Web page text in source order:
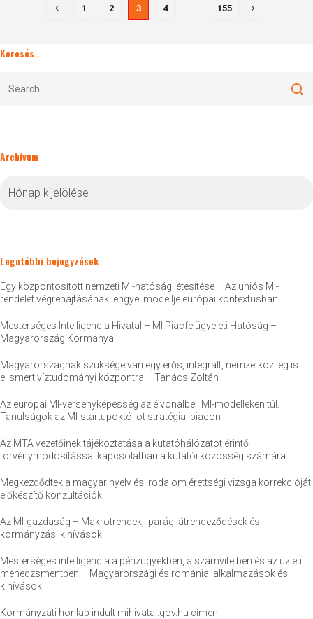
1 2 3 4 … 155
Keresés..
Archívum
Legutóbbi bejegyzések
Egy központosított nemzeti MI-hatóság létesítése – Az uniós MI-
rendelet végrehajtásának lengyel modellje európai kontextusban
Mesterséges Intelligencia Hivatal – MI Piacfelügyeleti Hatóság –
Magyarország Kormánya
Magyarországnak szüksége van egy erős, integrált, nemzetközileg is
elismert víztudományi központra – Tanács Zoltán
Az európai MI-versenyképesség az élvonalbeli MI-modelleken túl.
Tanulságok az MI-startupoktól öt stratégiai piacon
Az MTA vezetőinek tájékoztatása a kutatóhálózatot érintő
törvénymódosítással kapcsolatban a kutatói közösség számára
Megkezdődtek a magyar nyelv és irodalom érettségi vizsga korrekcióját
előkészítő konzultációk
Az MI-gazdaság – Makrotrendek, iparági átrendeződések és
kormányzási kihívások
Mesterséges intelligencia a pénzügyekben, a számvitelben és az üzleti
menedzsmentben – Magyarországi és romániai alkalmazások és
kihívások
Kormányzati honlap indult mihivatal.gov.hu címen!